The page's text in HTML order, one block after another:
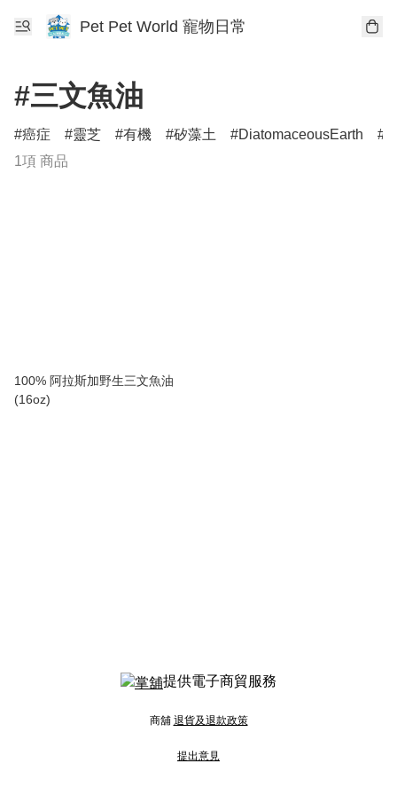
Pet Pet World 寵物日常
#三文魚油
癌症 靈芝 有機 矽藻土 DiatomaceousEarth
1項 商品
100% 阿拉斯加野生三文魚油
(16oz)
提供電子商貿服務
商舖 退貨及退款政策
提出意見